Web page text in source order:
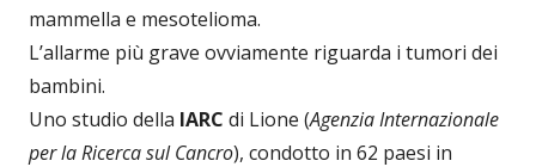
mammella e mesotelioma.
L’allarme più grave ovviamente riguarda i tumori dei
bambini.
Uno studio della IARC di Lione (Agenzia Internazionale
per la Ricerca sul Cancro), condotto in 62 paesi in